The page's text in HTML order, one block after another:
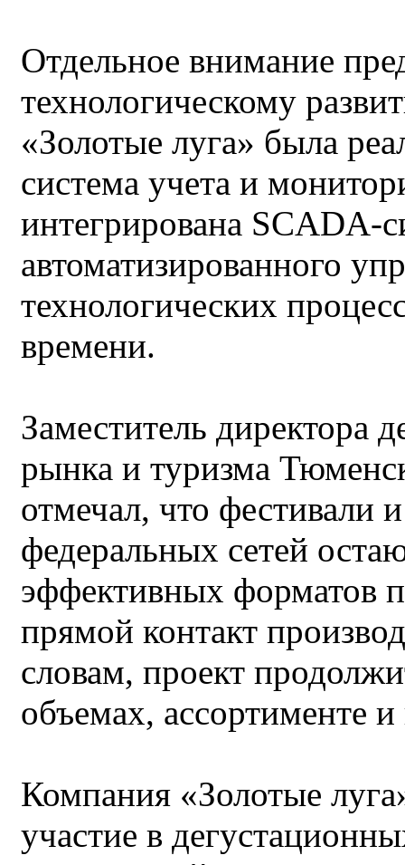
Отдельное внимание
технологическому
«Золотые луга» была
система учета и
интегрирована SCADA-
автоматизированного
технологических
времени.
Заместитель директора
рынка и туризма
отмечал, что фестивали
федеральных сетей
эффективных форматов
прямой контакт
словам, проект
объемах, ассортименте
Компания «Золотые
участие в